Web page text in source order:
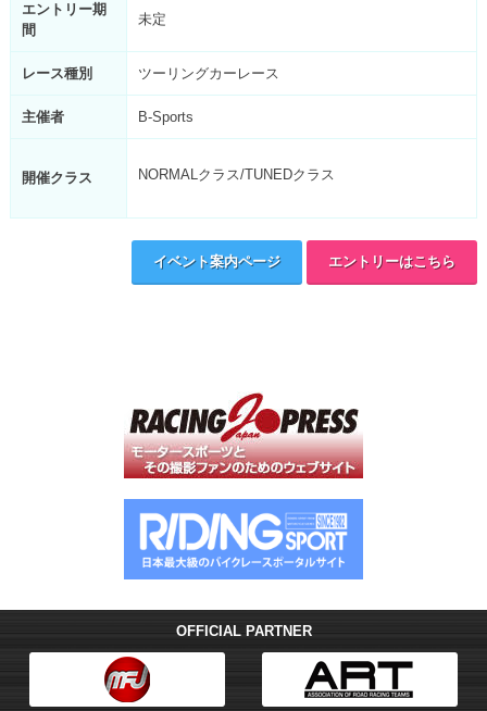
エントリー期
間
未定
レース種別 ツーリングカーレース
主催者 B-Sports
開催クラス NORMALクラス/TUNEDクラス
イベント案内ページ エントリーはこちら